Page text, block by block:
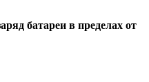
батареи в пределах от